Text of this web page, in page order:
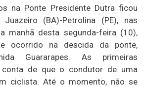
na Ponte Presidente Dutra ficou
(BA)-Petrolina (PE), nas
manhã desta segunda-feira (10),
ocorrido na descida da ponte,
Guararapes. As primeiras
de que o condutor de uma
ciclista. Até o momento, não se